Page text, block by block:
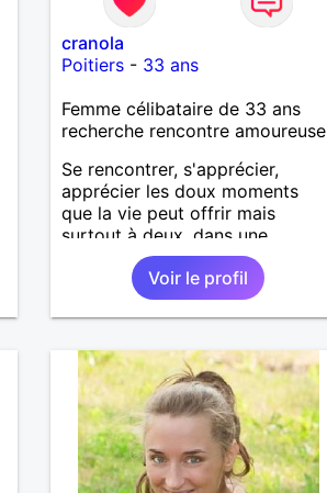
cranola
Poitiers - 33 ans
Femme célibataire de 33 ans
recherche rencontre amoureuse
Se rencontrer, s'apprécier,
apprécier les doux moments
que la vie peut offrir mais
surtout à deux, dans une
relation sans prise de tête et
voir plus si complicité.
Voir le profil